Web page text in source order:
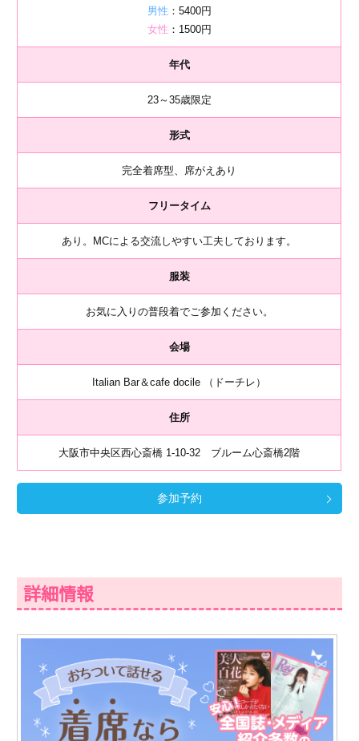
男性 ：5400円
女性 ：1500円
年代
23～35歳限定
形式
完全着席型、席がえあり
フリータイム
あり。MCによる交流しやすい工夫しております。
服装
お気に入りの普段着でご参加ください。
会場
Italian Bar＆cafe docile （ドーチレ）
住所
大阪市中央区西心斎橋 1-10-32 ブルーム心斎橋2階
参加予約
詳細情報